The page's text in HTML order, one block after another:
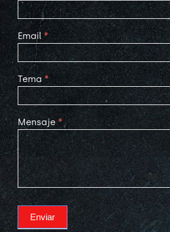
Email *
Tema *
Mensaje *
Enviar